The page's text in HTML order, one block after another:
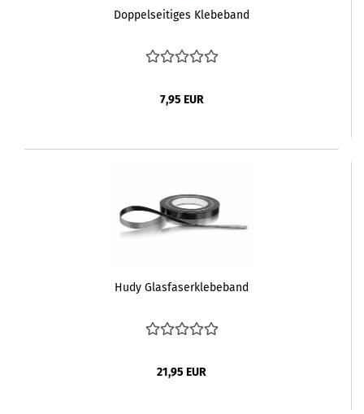
Doppelseitiges Klebeband
7,95 EUR
Hudy Glasfaserklebeband
21,95 EUR